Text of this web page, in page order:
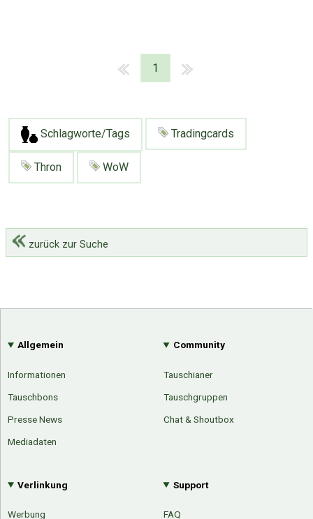
1
Schlagworte/Tags Tradingcards
Thron WoW
zurück zur Suche
Allgemein
Informationen
Tauschbons
Presse News
Mediadaten
Community
Tauschianer
Tauschgruppen
Chat & Shoutbox
Verlinkung
Werbung
Support
FAQ